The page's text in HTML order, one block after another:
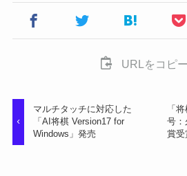
URLをコピ
マルチタッチに対応した
「AI将棋 Version17 for
Windows」発売
「
号：
賞受